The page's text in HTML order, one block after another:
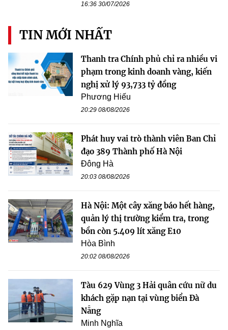
16:36 30/07/2026
TIN MỚI NHẤT
Thanh tra Chính phủ chỉ ra nhiều vi
phạm trong kinh doanh vàng, kiến
nghị xử lý 93,733 tỷ đồng
Phương Hiếu
20:29 08/08/2026
Phát huy vai trò thành viên Ban Chỉ
đạo 389 Thành phố Hà Nội
Đông Hà
20:03 08/08/2026
Hà Nội: Một cây xăng báo hết hàng,
quản lý thị trường kiểm tra, trong
bồn còn 5.409 lít xăng E10
Hòa Bình
20:02 08/08/2026
Tàu 629 Vùng 3 Hải quân cứu nữ du
khách gặp nạn tại vùng biển Đà
Nẵng
Minh Nghĩa